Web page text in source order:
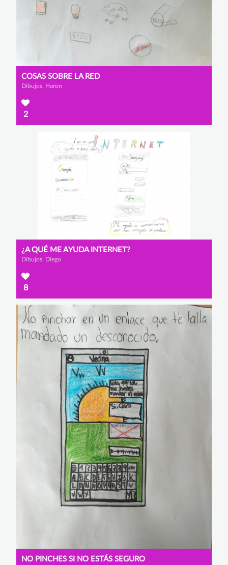
COSAS SOBRE LA RED
Dibujos, Haron
2
¿A QUÉ ME AYUDA INTERNET?
Dibujos, Diego
8
NO PINCHES SI NO ESTÁS SEGURO